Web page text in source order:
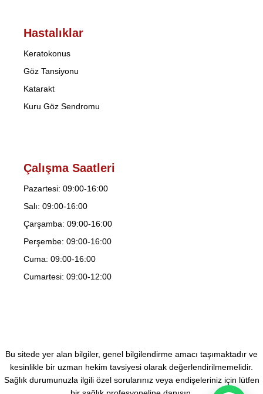
Hastalıklar
Keratokonus
Göz Tansiyonu
Katarakt
Kuru Göz Sendromu
Çalışma Saatleri
Pazartesi: 09:00-16:00
Salı: 09:00-16:00
Çarşamba: 09:00-16:00
Perşembe: 09:00-16:00
Cuma: 09:00-16:00
Cumartesi: 09:00-12:00
Bu sitede yer alan bilgiler, genel bilgilendirme amacı taşımaktadır ve
kesinlikle bir uzman hekim tavsiyesi olarak değerlendirilmemelidir.
Sağlık durumunuzla ilgili özel sorularınız veya endişeleriniz için lütfen